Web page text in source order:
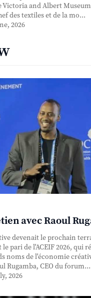
Victoria and Albert
des textiles et de la mo...
2026
avec Raoul
devenait le prochain
le pari de l'ACEIF 2026, qui
noms de l'économie
Rugamba, CEO du
2026